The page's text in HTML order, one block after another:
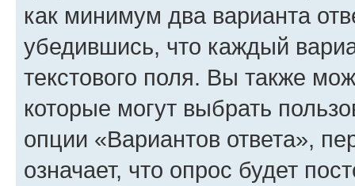
как минимум два варианта
убедившись, что каждый
текстового поля. Вы также
которые могут выбрать
опции «Вариантов ответа»,
означает, что опрос будет